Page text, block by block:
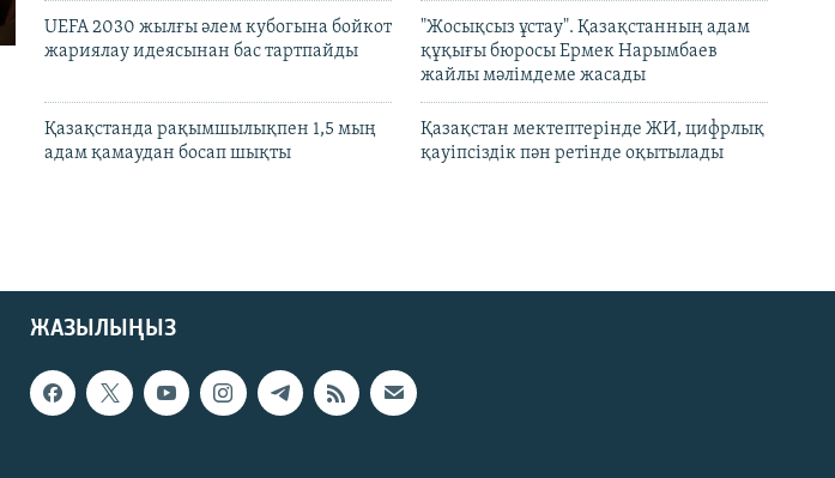
UEFA 2030 жылғы әлем кубогына бойкот
жариялау идеясынан бас тартпайды
"Жосықсыз ұстау". Қазақстанның адам
құқығы бюросы Ермек Нарымбаев
жайлы мәлімдеме жасады
Қазақстанда рақымшылықпен 1,5 мың
адам қамаудан босап шықты
Қазақстан мектептерінде ЖИ, цифрлық
қауіпсіздік пән ретінде оқытылады
ЖАЗЫЛЫҢЫЗ